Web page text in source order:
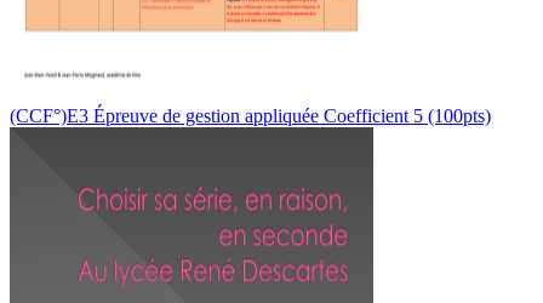
(CCF°)E3 Épreuve de gestion appliquée Coefficient 5 (100pts)